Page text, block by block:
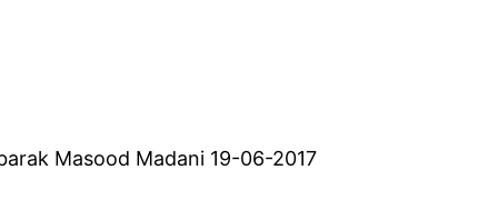
Masood Madani 19-06-2017